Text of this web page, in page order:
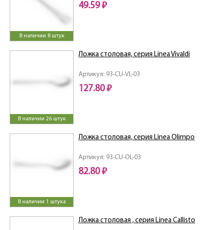
В наличии 8 штук
49.59 ₽
В наличии 26 штук
Артикул: 93-CU-VL-03
Ложка столовая, серия Linea Vivaldi
127.80 ₽
В наличии 1 штука
Артикул: 93-CU-OL-03
Ложка столовая, серия Linea Olimpo
82.80 ₽
Ложка столовая , серия Linea Callisto